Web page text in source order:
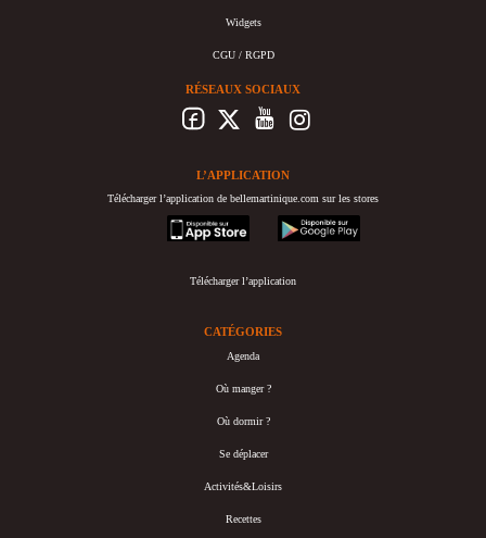
Widgets
CGU / RGPD
RÉSEAUX SOCIAUX
L’APPLICATION
Télécharger l’application de bellemartinique.com sur les stores
appstore
googleplay
Télécharger l’application
CATÉGORIES
Agenda
Où manger ?
Où dormir ?
Se déplacer
Activités&Loisirs
Recettes